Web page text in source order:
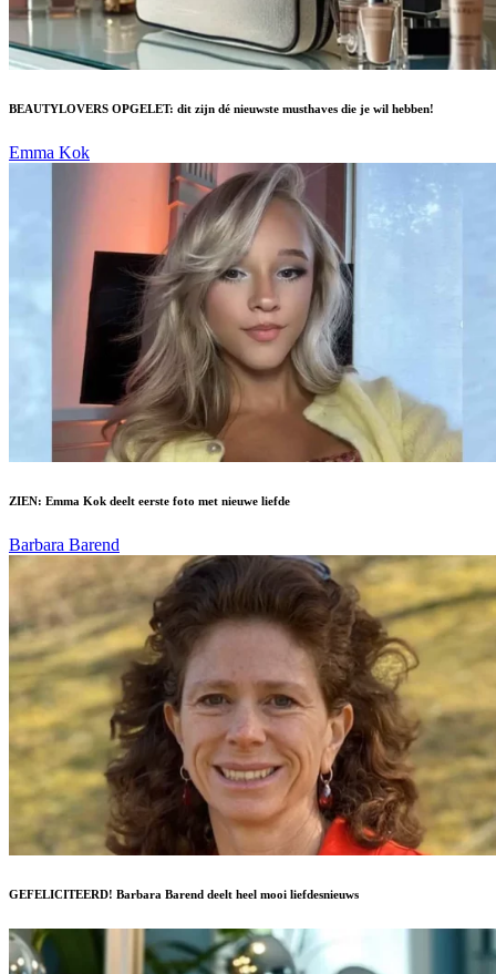
BEAUTYLOVERS OPGELET: dit zijn dé nieuwste musthaves die je wil hebben!
Emma Kok
ZIEN: Emma Kok deelt eerste foto met nieuwe liefde
Barbara Barend
GEFELICITEERD! Barbara Barend deelt heel mooi liefdesnieuws